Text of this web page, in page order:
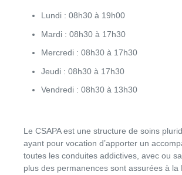
Lundi : 08h30 à 19h00
Mardi : 08h30 à 17h30
Mercredi : 08h30 à 17h30
Jeudi : 08h30 à 17h30
Vendredi : 08h30 à 13h30
Le CSAPA est une structure de soins
ayant pour vocation d’apporter un
toutes les conduites addictives, avec ou
plus des permanences sont assurées à la